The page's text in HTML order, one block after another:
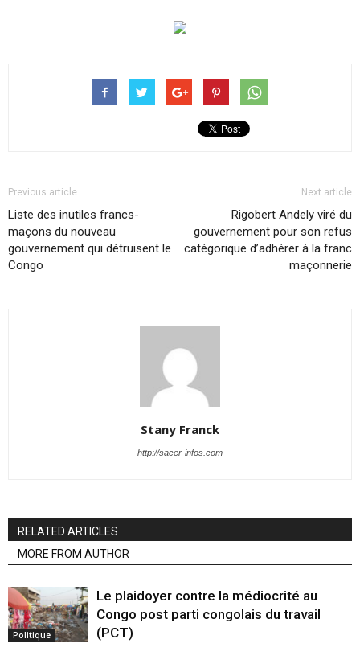
Previous article
Liste des inutiles francs-
maçons du nouveau
gouvernement qui détruisent le
Congo
Next article
Rigobert Andely viré du
gouvernement pour son refus
catégorique d’adhérer à la franc
maçonnerie
Stany Franck
http://sacer-infos.com
RELATED ARTICLES
MORE FROM AUTHOR
Politique
Le plaidoyer contre la médiocrité au
Congo post parti congolais du travail
(PCT)